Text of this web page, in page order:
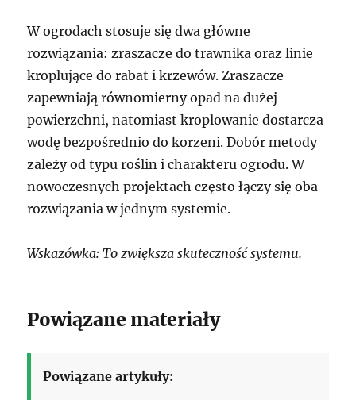
W ogrodach stosuje się dwa główne
rozwiązania: zraszacze do trawnika oraz linie
kroplujące do rabat i krzewów. Zraszacze
zapewniają równomierny opad na dużej
powierzchni, natomiast kroplowanie dostarcza
wodę bezpośrednio do korzeni. Dobór metody
zależy od typu roślin i charakteru ogrodu. W
nowoczesnych projektach często łączy się oba
rozwiązania w jednym systemie.
Wskazówka: To zwiększa skuteczność systemu.
Powiązane materiały
Powiązane artykuły: